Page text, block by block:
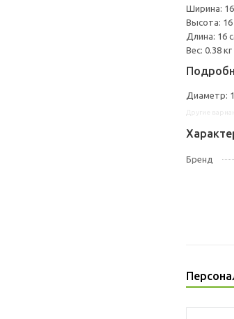
Ширина:
Высота: 16
Длина: 16
Вес: 0.38 кг
Диаметр:
Бренд